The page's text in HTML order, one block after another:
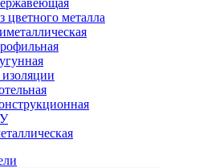
цветного металла